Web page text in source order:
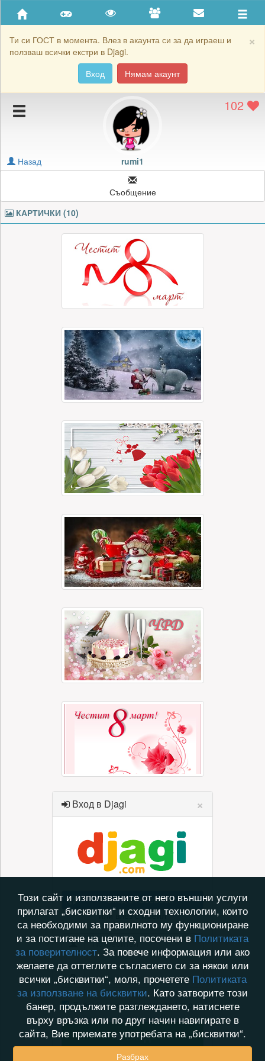
×
Ти си ГОСТ в момента. Влез в акаунта си за да играеш и
ползваш всички екстри в Djagi.
Вход
Нямам акаунт
Приятели
Хронология на игри
Подаръците на rumi1
Блокирай rumi1
102
rumi1
Назад
Съобщение
КАРТИЧКИ (10)
Вход в Djagi ×
Вход с Facebook
или влез с имейл
Запомни ме на този компютър
Вход
Този сайт и използваните от него външни услуги
прилагат „бисквитки“ и сходни технологии, които
са необходими за правилното му функциониране
и за постигане на целите, посочени в Политиката
за поверителност. За повече информация или ако
желаете да оттеглите съгласието си за някои или
всички „бисквитки“, моля, прочетете Политиката
за използване на бисквитки. Като затворите този
банер, продължите разглеждането, натиснете
върху връзка или по друг начин навигирате в
сайта, Вие приемате употребата на „бисквитки“.
Разбрах